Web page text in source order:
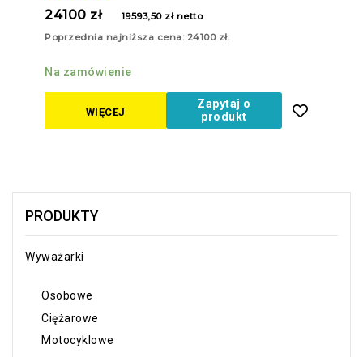
0
5
24100 zł 19593,50 złnetto
Poprzednia najniższa cena: 24100 zł.
Na zamówienie
WIĘCEJ
Zapytaj o
produkt
PRODUKTY
Wyważarki
Osobowe
Ciężarowe
Motocyklowe